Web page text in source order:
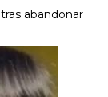
abandonar